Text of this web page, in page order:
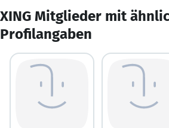
XING Mitglieder mit
Profilangaben